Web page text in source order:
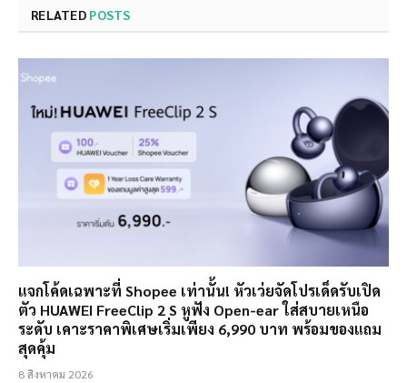
RELATED POSTS
แจกโค้ดเฉพาะที่ Shopee เท่านั้น! หัวเว่ยจัดโปรเด็ดรับเปิด
ตัว HUAWEI FreeClip 2 S หูฟัง Open-ear ใส่สบายเหนือ
ระดับ เคาะราคาพิเศษเริ่มเพียง 6,990 บาท พร้อมของแถม
สุดคุ้ม
8 สิงหาคม 2026